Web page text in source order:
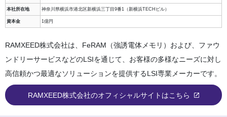
本社所在地 神奈川県横浜市港北区新横浜三丁目9番1（新横浜TECHビル）
資本金 1億円
RAMXEED株式会社は、FeRAM（強誘電体メモリ）および、ファウ
ンドリーサービスなどのLSIを通じて、お客様の多様なニーズに対し
高信頼かつ最適なソリューションを提供するLSI専業メーカーです。
RAMXEED株式会社のオフィシャルサイトはこちら